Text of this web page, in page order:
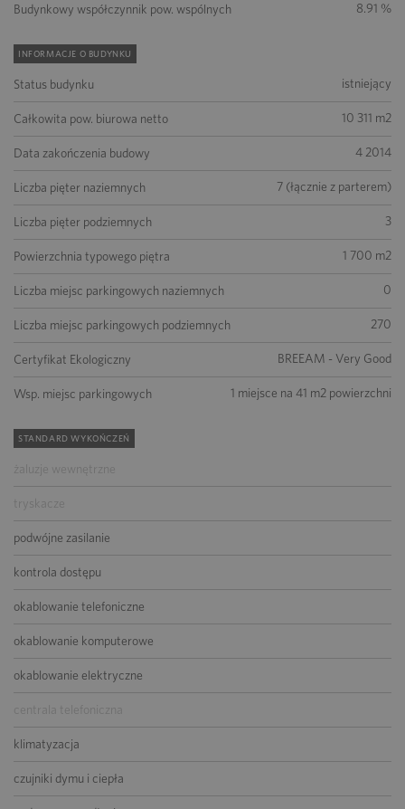
Budynkowy współczynnik pow. wspólnych 8.91 %
INFORMACJE O BUDYNKU
Status budynku istniejący
Całkowita pow. biurowa netto 10 311 m2
Data zakończenia budowy 4 2014
Liczba pięter naziemnych 7 (łącznie z parterem)
Liczba pięter podziemnych 3
Powierzchnia typowego piętra 1 700 m2
Liczba miejsc parkingowych naziemnych 0
Liczba miejsc parkingowych podziemnych 270
Certyfikat Ekologiczny BREEAM - Very Good
Wsp. miejsc parkingowych 1 miejsce na 41 m2 powierzchni
STANDARD WYKOŃCZEŃ
żaluzje wewnętrzne
tryskacze
podwójne zasilanie
kontrola dostępu
okablowanie telefoniczne
okablowanie komputerowe
okablowanie elektryczne
centrala telefoniczna
klimatyzacja
czujniki dymu i ciepła